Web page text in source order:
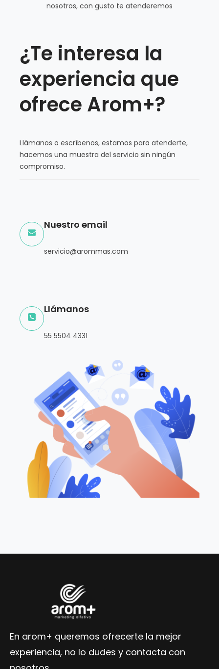
nosotros, con gusto te atenderemos
¿Te interesa la
experiencia que
ofrece Arom+?
Llámanos o escríbenos, estamos para atenderte,
hacemos una muestra del servicio sin ningún
compromiso.
Nuestro email
servicio@arommas.com
Llámanos
55 5504 4331
En arom+ queremos ofrecerte la mejor
experiencia, no lo dudes y contacta con